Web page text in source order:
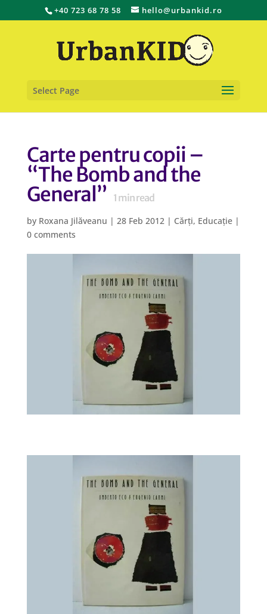
+40 723 68 78 58 hello@urbankid.ro
Select Page
Carte pentru copii –
“The Bomb and the
General”
1 min read
by Roxana Jilăveanu | 28 Feb 2012| Cărți, Educație|
0 comments